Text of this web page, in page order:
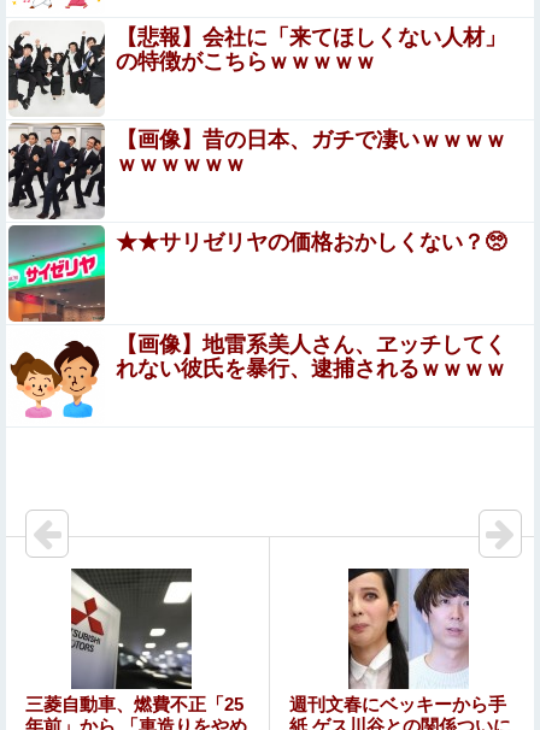
女が来たので逃げようとするも眼鏡を奪われ可哀想なこと
になっているところを激写されてしまう…
野口健氏 猛暑続きで夏の甲子園を危惧「鍛え上げられた
野球球児でも、危ないのではないかな」
シカ「ヒマワリ全部喰った」 郡山布引風の高原まつり中
止
【閲覧注意】女さん「私の村、本当にヤバい…これ見
て…」（衝撃動画）
HRC（ホンダ・レーシング）折原氏「以前のF1プロジェ
クトを経験した専門家を何人か呼び戻しました」
【拡散希望】辺野古転覆事故遺族が「全容解明と再発
防止を求める会」設立 継続的に活動するためと説
明、クラファン立ち上げも準備
映画デートの予定をドタキャンされて、見てない映画のチ
【画像】 女子さん、台所でブラ丸出しｗｗｗｗｗｗｗ
【緊急】性行為依存症、もう限界ｗｗ⇒！！
冷蔵庫あけたらパイナップルがあって友人が食ったら、友
人ところのジジイが買ったたくあんだったんだか
【悲報】会社に「来てほしくない人材」
の特徴がこちらｗｗｗｗｗ
【画像】昔の日本、ガチで凄いｗｗｗｗ
ｗｗｗｗｗｗ
★★サリゼリヤの価格おかしくない？🥺
【画像】地雷系美人さん、ヱッチしてく
れない彼氏を暴行、逮捕されるｗｗｗｗ
三菱自動車、燃費不正「25
年前」から 「車造りをやめ
週刊文春にベッキーから手
紙 ゲス川谷との関係ついに